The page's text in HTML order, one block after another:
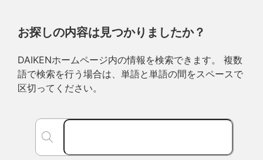
お探しの内容は見つかりましたか？
DAIKENホームページ内の情報を検索できます。 複数
語で検索を行う場合は、単語と単語の間をスペースで
区切ってください。